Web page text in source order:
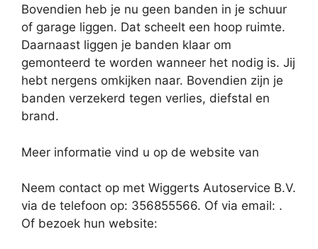
Bovendien heb je nu geen banden in je schuur
of garage liggen. Dat scheelt een hoop ruimte.
Daarnaast liggen je banden klaar om
gemonteerd te worden wanneer het nodig is. Jij
hebt nergens omkijken naar. Bovendien zijn je
banden verzekerd tegen verlies, diefstal en
brand.
Meer informatie vind u op de website van
Neem contact op met Wiggerts Autoservice B.V.
via de telefoon op: 356855566. Of via email: .
Of bezoek hun website: